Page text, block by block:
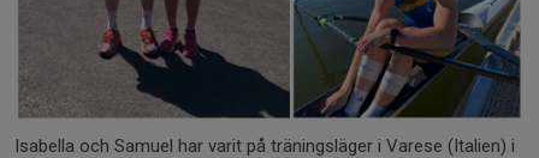
Isabella och Samuel har varit på träningsläger i Varese (Italien) i